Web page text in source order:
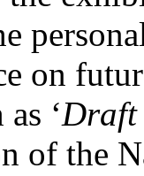
on
‘Draft
of the